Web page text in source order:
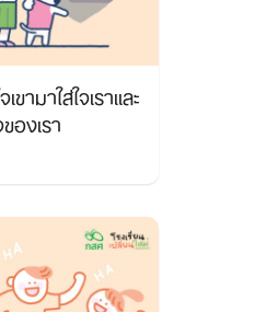
ามาใส่ใจเราและ
องเรา